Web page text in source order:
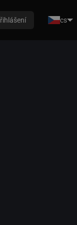
Přihlášení cs